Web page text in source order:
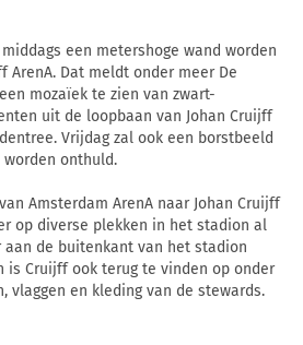
een metershoge wand worden
ArenA. Dat meldt onder meer De
mozaïek te zien van zwart-
uit de loopbaan van Johan Cruijff
Vrijdag zal ook een borstbeeld
onthuld.
Amsterdam ArenA naar Johan Cruijff
op diverse plekken in het stadion al
aan de buitenkant van het stadion
is Cruijff ook terug te vinden op onder
vlaggen en kleding van de stewards.